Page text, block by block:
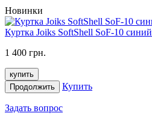
Новинки
Куртка Joiks SoftShell SoF-10 синий
1 400 грн.
купить
Продолжить
Купить
Задать вопрос